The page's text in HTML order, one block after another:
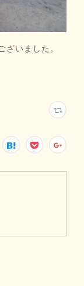
いました。